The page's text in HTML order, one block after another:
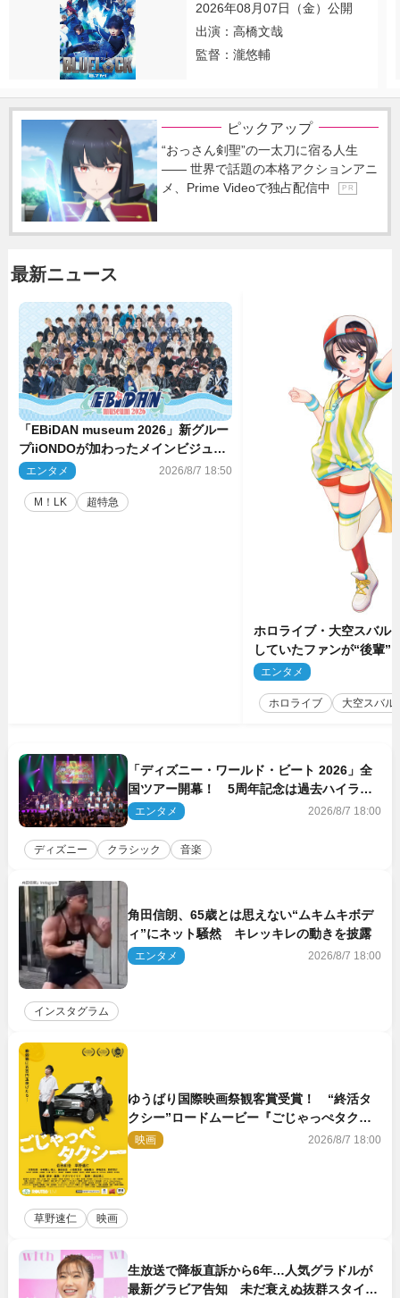
2026年08月07日（金）公開
出演：高橋文哉
監督：瀧悠輔
ピックアップ
“おっさん剣聖”の一太刀に宿る人生
―― 世界で話題の本格アクションアニ
メ、Prime Videoで独占配信中
P R
最新ニュース
「EBiDAN museum 2026」新グルー
プiiONDOが加わったメインビジュア
ル公開！ 開催記念グッズラインナッ
エンタメ 2026/8/7 18:50
M！LK 超特急
ホロライブ・大空スバル
していたファンが“後輩”
もしかしてあのときの？
エンタメ
ホロライブ 大空スバル
「ディズニー・ワールド・ビート 2026」全
国ツアー開幕！ 5周年記念は過去ハイライ
ト＆クルーズ旅を大満喫！【潜入レポート】
エンタメ 2026/8/7 18:00
ディズニー クラシック 音楽
角田信朗、65歳とは思えない“ムキムキボデ
ィ”にネット騒然 キレッキレの動きを披露
エンタメ 2026/8/7 18:00
インスタグラム
ゆうばり国際映画祭観客賞受賞！ “終活タ
クシー”ロードムービー『ごじゃっぺタクシ
ー』10月公開＆予告解禁
映画 2026/8/7 18:00
草野速仁 映画
生放送で降板直訴から6年…人気グラドルが
最新グラビア告知 未だ衰えぬ抜群スタイル